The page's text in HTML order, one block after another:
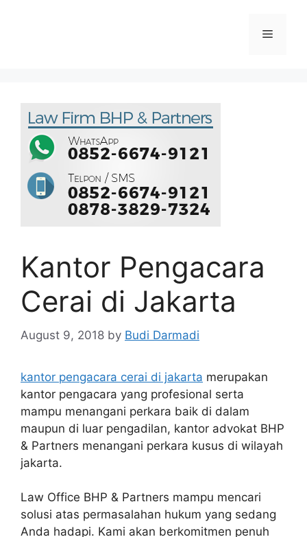
Kantor Pengacara
Cerai di Jakarta
August 9, 2018 by Budi Darmadi
kantor pengacara cerai di jakarta merupakan
kantor pengacara yang profesional serta
mampu menangani perkara baik di dalam
maupun di luar pengadilan, kantor advokat BHP
& Partners menangani perkara kusus di wilayah
jakarta.
Law Office BHP & Partners mampu mencari
solusi atas permasalahan hukum yang sedang
Anda hadapi. Kami akan berkomitmen penuh